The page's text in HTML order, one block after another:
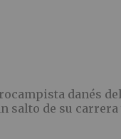
danés del
salto de su